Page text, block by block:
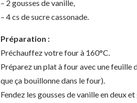
– 2 gousses de vanille,
– 4 cs de sucre cassonade.
Préparation :
Préchauffez votre four à 160°C.
Préparez un plat à four avec une
que ça bouillonne dans le four).
Fendez les gousses de vanille en deux